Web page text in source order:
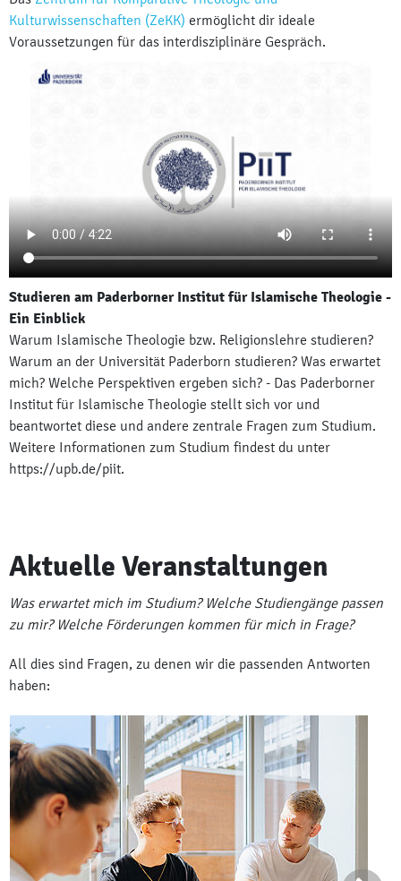
Kulturwissenschaften (ZeKK) ermöglicht dir ideale
Voraussetzungen für das interdisziplinäre Gespräch.
Studieren am Paderborner Institut für Islamische Theologie -
Ein Einblick
Warum Islamische Theologie bzw. Religionslehre studieren?
Warum an der Universität Paderborn studieren? Was erwartet
mich? Welche Perspektiven ergeben sich? - Das Paderborner
Institut für Islamische Theologie stellt sich vor und
beantwortet diese und andere zentrale Fragen zum Studium.
Weitere Informationen zum Studium findest du unter
https://upb.de/piit.
Aktuelle Veranstaltungen
Was erwartet mich im Studium? Welche Studiengänge passen
zu mir? Welche Förderungen kommen für mich in Frage?
All dies sind Fragen, zu denen wir die passenden Antworten
haben: